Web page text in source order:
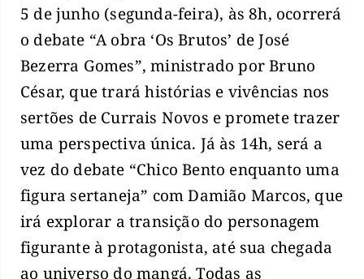
5 de junho (segunda-feira), às 8h, ocorrerá
o debate “A obra ‘Os Brutos’ de José
Bezerra Gomes”, ministrado por Bruno
César, que trará histórias e vivências nos
sertões de Currais Novos e promete trazer
uma perspectiva única. Já às 14h, será a
vez do debate “Chico Bento enquanto uma
figura sertaneja” com Damião Marcos, que
irá explorar a transição do personagem
figurante à protagonista, até sua chegada
ao universo do mangá. Todas as